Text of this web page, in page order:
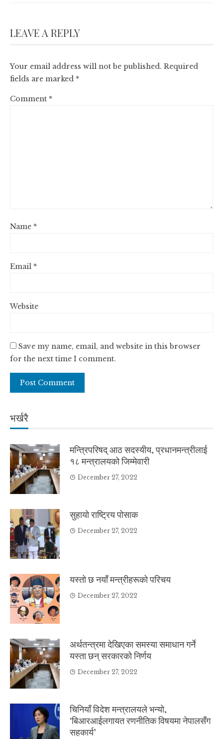
LEAVE A REPLY
Your email address will not be published. Required
fields are marked *
Comment *
Name *
Email *
Website
Save my name, email, and website in this browser
for the next time I comment.
भर्खरै
मन्त्रिपरिषद् आठ सदस्यीय, प्रधानमन्त्रीलाई
१८ मन्त्रालयको जिम्मेवारी
December 27, 2022
सुहायो राष्ट्रिय पोसाक
December 27, 2022
यस्तो छ नयाँ मन्त्रीहरूको परिचय
December 27, 2022
अर्थतन्त्रमा देखिएका समस्या समाधान गर्ने
यस्ता छन् सरकारको निर्णय
December 27, 2022
चिनियाँ विदेश मन्त्रालयले भन्यो,
‘बिआरआईलगायत रणनीतिक विषयमा नेपालसँग
सहकार्य’